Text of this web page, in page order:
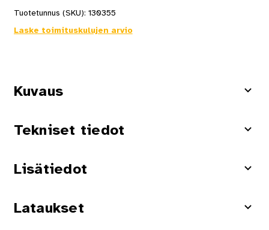
Tuotetunnus (SKU): 130355
Laske toimituskulujen arvio
Kuvaus
Tekniset tiedot
Lisätiedot
Lataukset